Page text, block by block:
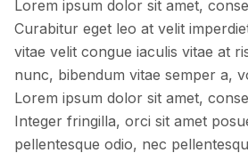
Lorem ipsum dolor sit amet,
Curabitur eget leo at velit
vitae velit congue iaculis vitae at
nunc, bibendum vitae semper a,
Lorem ipsum dolor sit amet,
Integer fringilla, orci sit amet
pellentesque odio, nec